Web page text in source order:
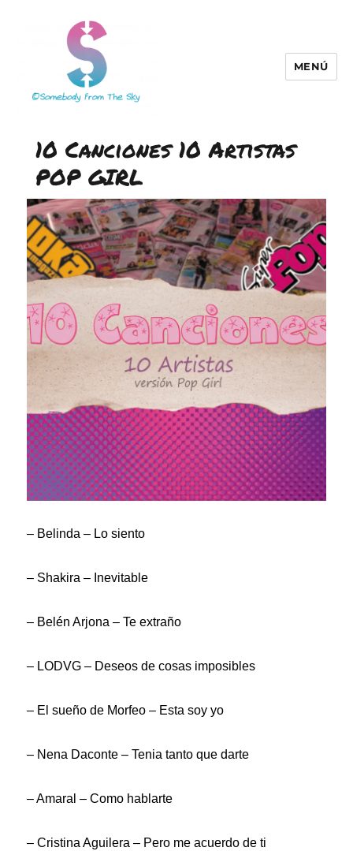
Somebody From The Sky
MENÚ
Blog
10 Canciones 10 Artistas
POP GIRL
– Belinda – Lo siento
– Shakira – Inevitable
– Belén Arjona – Te extraño
– LODVG – Deseos de cosas imposibles
– El sueño de Morfeo – Esta soy yo
– Nena Daconte – Tenia tanto que darte
– Amaral – Como hablarte
– Cristina Aguilera – Pero me acuerdo de ti